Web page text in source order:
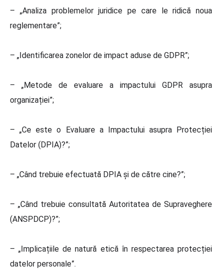
– „Analiza problemelor juridice pe care le ridică noua
reglementare”;
– „Identificarea zonelor de impact aduse de GDPR”;
– „Metode de evaluare a impactului GDPR asupra
organizației”;
– „Ce este o Evaluare a Impactului asupra Protecției
Datelor (DPIA)?”;
– „Când trebuie efectuată DPIA și de către cine?”;
– „Când trebuie consultată Autoritatea de Supraveghere
(ANSPDCP)?”;
– „Implicațiile de natură etică în respectarea protecției
datelor personale”.